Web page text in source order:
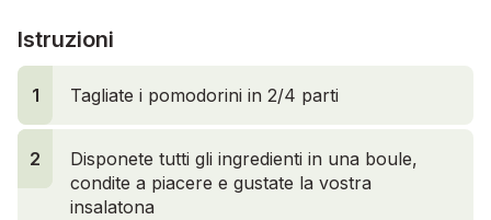
Istruzioni
1 Tagliate i pomodorini in 2/4 parti
2
Disponete tutti gli ingredienti in una boule,
condite a piacere e gustate la vostra
insalatona
2